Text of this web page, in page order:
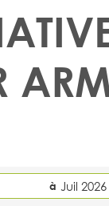
à Juil 2026